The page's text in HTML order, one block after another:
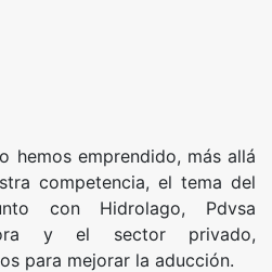
hemos emprendido, más allá
competencia, el tema del
con Hidrolago, Pdvsa
y el sector privado,
para mejorar la aducción.